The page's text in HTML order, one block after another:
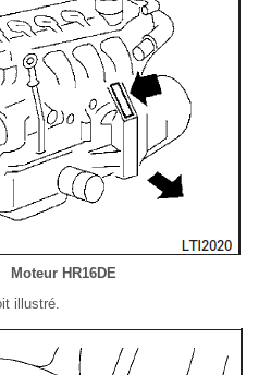
Moteur HR16DE
illustré.